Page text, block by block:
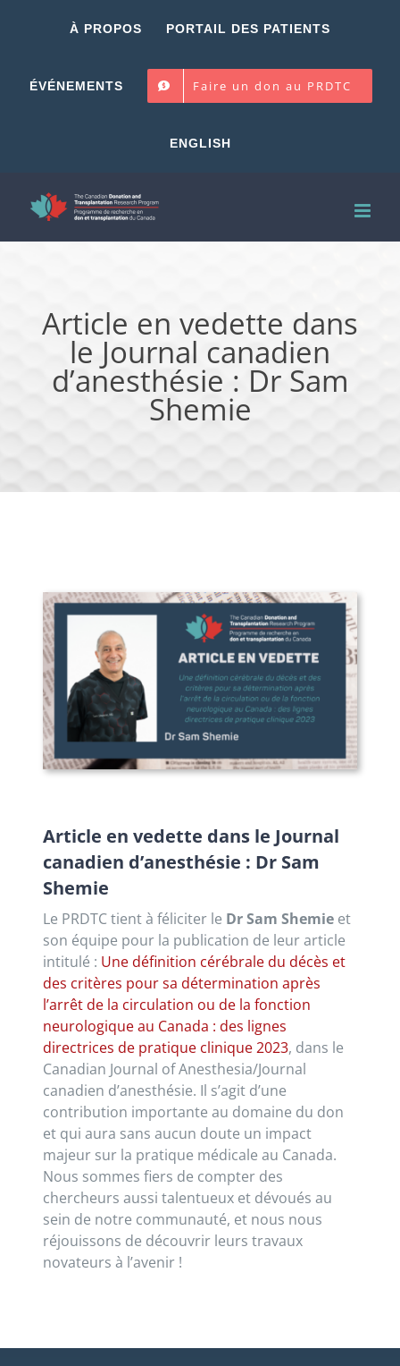
À PROPOS PORTAIL DES PATIENTS
ÉVÉNEMENTS Faire un don au PRDTC
ENGLISH
Article en vedette dans
le Journal canadien
d’anesthésie : Dr Sam
Shemie
Article en vedette dans le Journal
canadien d’anesthésie : Dr Sam
Shemie
Le PRDTC tient à féliciter le Dr Sam Shemieet
son équipe pour la publication de leur article
intitulé : Une définition cérébrale du décès et
des critères pour sa détermination après
l’arrêt de la circulation ou de la fonction
neurologique au Canada : des lignes
directrices de pratique clinique 2023, dans le
Canadian Journal of Anesthesia/Journal
canadien d’anesthésie. Il s’agit d’une
contribution importante au domaine du don
et qui aura sans aucun doute un impact
majeur sur la pratique médicale au Canada.
Nous sommes fiers de compter des
chercheurs aussi talentueux et dévoués au
sein de notre communauté, et nous nous
réjouissons de découvrir leurs travaux
novateurs à l’avenir !